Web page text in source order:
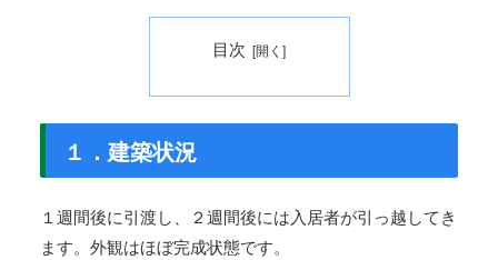
目次
１．建築状況
１週間後に引渡し、２週間後には入居者が引っ越してき
ます。外観はほぼ完成状態です。